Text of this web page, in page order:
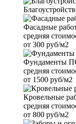
Фасадные
средняя
от 300 руб/м2
Фундаменты
средняя
от 1500 руб/м2
Кровельные
средняя
от 800 руб/м2